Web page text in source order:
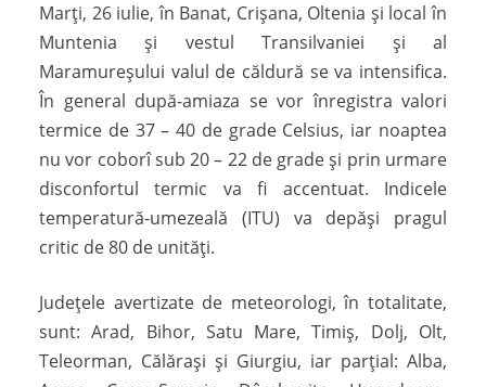
Marţi, 26 iulie, în Banat, Crişana, Oltenia şi local în
Muntenia şi vestul Transilvaniei şi al
Maramureşului valul de căldură se va intensifica.
În general după-amiaza se vor înregistra valori
termice de 37 – 40 de grade Celsius, iar noaptea
nu vor coborî sub 20 – 22 de grade şi prin urmare
disconfortul termic va fi accentuat. Indicele
temperatură-umezeală (ITU) va depăşi pragul
critic de 80 de unităţi.
Judeţele avertizate de meteorologi, în totalitate,
sunt: Arad, Bihor, Satu Mare, Timiş, Dolj, Olt,
Teleorman, Călăraşi şi Giurgiu, iar parţial: Alba,